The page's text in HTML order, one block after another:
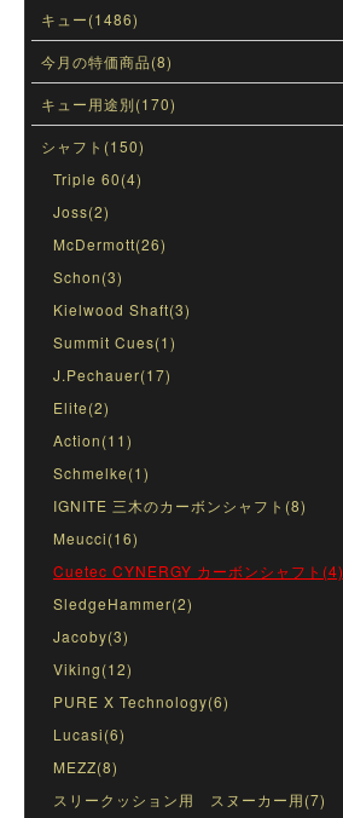
キュー(1486)
今月の特価商品(8)
キュー用途別(170)
シャフト(150)
Triple 60(4)
Joss(2)
McDermott(26)
Schon(3)
Kielwood Shaft(3)
Summit Cues(1)
J.Pechauer(17)
Elite(2)
Action(11)
Schmelke(1)
IGNITE 三木のカーボンシャフト(8)
Meucci(16)
Cuetec CYNERGY カーボンシャフト(4)
SledgeHammer(2)
Jacoby(3)
Viking(12)
PURE X Technology(6)
Lucasi(6)
MEZZ(8)
スリークッション用 スヌーカー用(7)